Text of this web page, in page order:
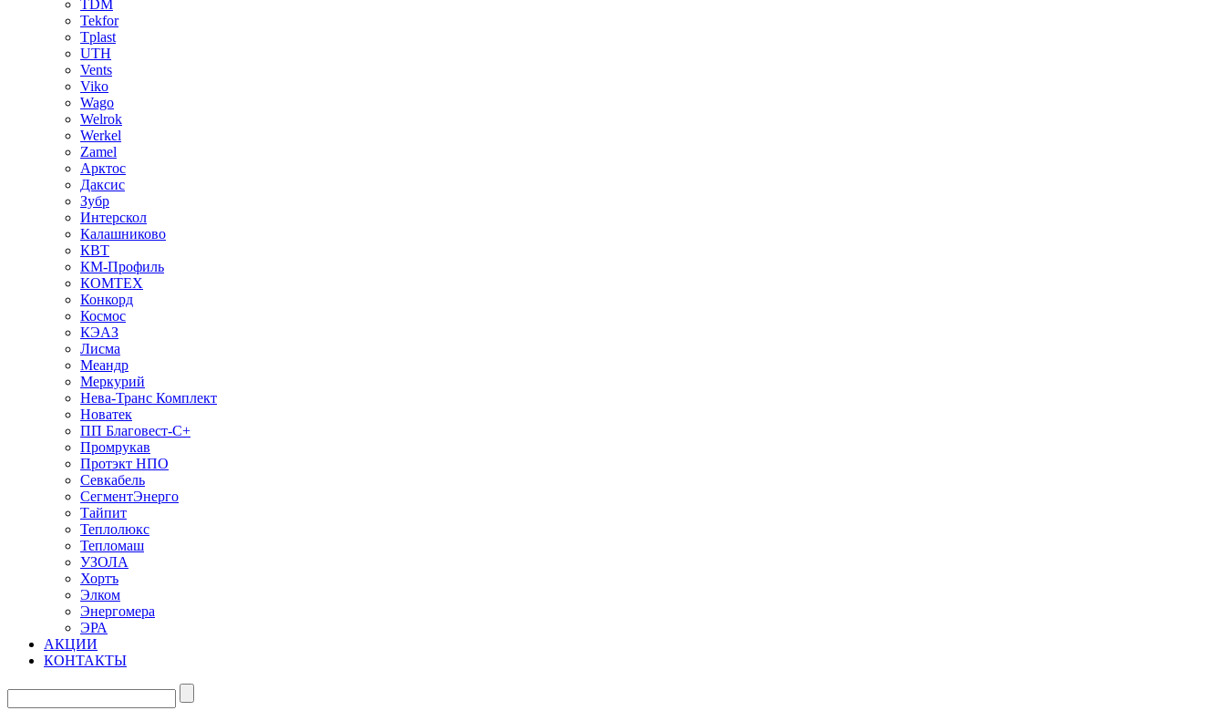
TDM
Tekfor
Tplast
UTH
Vents
Viko
Wago
Welrok
Werkel
Zamel
Арктос
Даксис
Зубр
Интерскол
Калашниково
КВТ
КМ-Профиль
КОМТЕХ
Конкорд
Космос
КЭАЗ
Лисма
Меандр
Меркурий
Нева-Транс Комплект
Новатек
ПП Благовест-С+
Промрукав
Протэкт НПО
Севкабель
СегментЭнерго
Тайпит
Теплолюкс
Тепломаш
УЗОЛА
Хортъ
Элком
Энергомера
ЭРА
АКЦИИ
КОНТАКТЫ